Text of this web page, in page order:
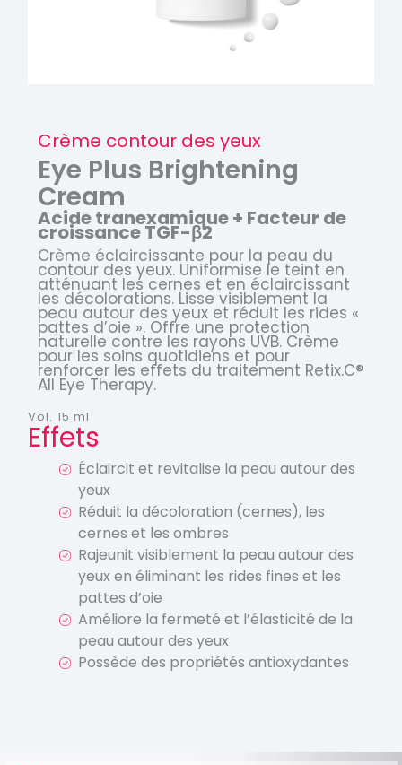
Crème contour des yeux
Eye Plus Brightening
Cream
Acide tranexamique + Facteur de
croissance TGF-β2
Crème éclaircissante pour la peau du
contour des yeux. Uniformise le teint en
atténuant les cernes et en éclaircissant
les décolorations. Lisse visiblement la
peau autour des yeux et réduit les rides «
pattes d’oie ». Offre une protection
naturelle contre les rayons UVB. Crème
pour les soins quotidiens et pour
renforcer les effets du traitement Retix.C®
All Eye Therapy.
Vol. 15 ml
Effets
Éclaircit et revitalise la peau autour des
yeux
Réduit la décoloration (cernes), les
cernes et les ombres
Rajeunit visiblement la peau autour des
yeux en éliminant les rides fines et les
pattes d’oie
Améliore la fermeté et l’élasticité de la
peau autour des yeux
Possède des propriétés antioxydantes